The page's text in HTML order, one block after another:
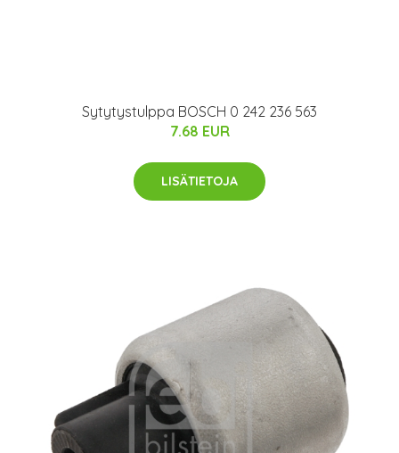
Sytytystulppa BOSCH 0 242 236 563
7.68 EUR
LISÄTIETOJA